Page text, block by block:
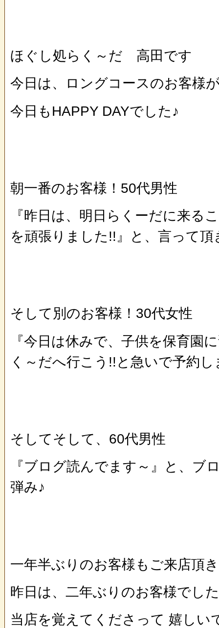
ほぐし処らく～だ 高田です
今日は、ロングコースのお客様
今日もHAPPY DAYでした♪
朝一番のお客様！50代男性
『昨日は、明日らくーだに来る
を頑張りました!!』と、言って頂
そして別のお客様！30代女性
『今日は休みで、子供を保育園
く～だへ行こう!!と急いで予約
そしてそして、60代男性
『ブログ読んでます～』と、ブ
弾み♪
一年半ぶりのお客様もご来店頂
昨日は、二年ぶりのお客様でし
当店を覚えてくださって 嬉しい